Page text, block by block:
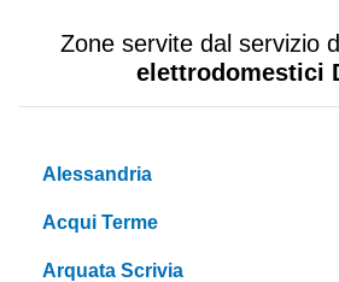
Zone servite dal servizio
elettrodomestici
Alessandria
Acqui Terme
Arquata Scrivia